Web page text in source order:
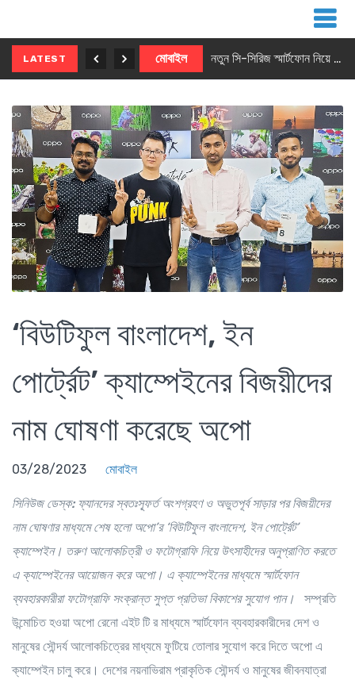
LATEST মোবাইল নতুন সি-সিরিজ স্মার্টফোন নিয়ে আসছে রিয়েলমি
‘বিউটিফুল বাংলাদেশ, ইন
পোর্ট্রেট’ ক্যাম্পেইনের বিজয়ীদের
নাম ঘোষণা করেছে অপো
03/28/2023 মোবাইল
সিনিউজ ডেস্ক:ফ্যানদের স্বতঃস্ফূর্ত অংশগ্রহণ ও অভুতপূর্ব সাড়ার পর বিজয়ীদের
নাম ঘোষণার মাধ্যমে শেষ হলো অপো’র‘বিউটিফুল বাংলাদেশ, ইন পোর্ট্রেট’
ক্যাম্পেইন। তরুণ আলোকচিত্রী ও ফটোগ্রাফি নিয়ে উৎসাহীদের অনুপ্রাণিত করতে
এ ক্যাম্পেইনের আয়োজন করে অপো। এ ক্যাম্পেইনের মাধ্যমে স্মার্টফোন
ব্যবহারকারীরা ফটোগ্রাফি সংক্রান্ত সুপ্ত প্রতিভা বিকাশের সুযোগ পান।
সম্প্রতি
উন্মোচিত হওয়া অপো রেনো এইট টি র মাধ্যমে স্মার্টফোন ব্যবহারকারীদের দেশ ও
মানুষের সৌন্দর্য আলোকচিত্রের মাধ্যমে ফুটিয়ে তোলার সুযোগ করে দিতে অপো এ
ক্যাম্পেইন চালু করে। দেশের নয়নাভিরাম প্রাকৃতিক সৌন্দর্য ও মানুষের জীবনযাত্রা